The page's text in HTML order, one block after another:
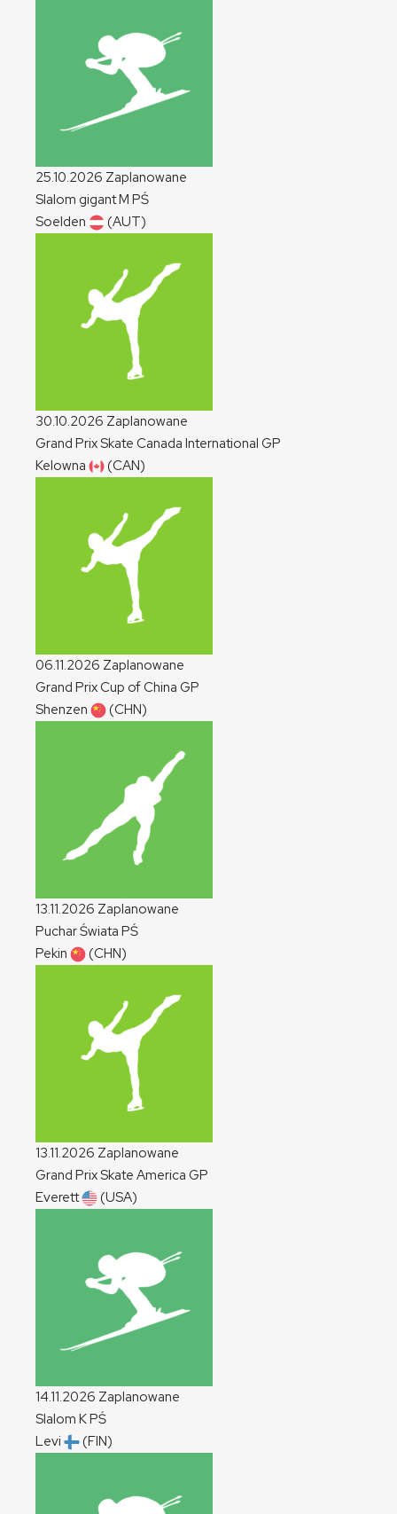
25.10.2026 Zaplanowane
Slalom gigantM PŚ
Soelden
(AUT)
30.10.2026 Zaplanowane
Grand Prix Skate Canada International GP
Kelowna
(CAN)
06.11.2026 Zaplanowane
Grand Prix Cup of China GP
Shenzen
(CHN)
13.11.2026 Zaplanowane
Puchar Świata PŚ
Pekin
(CHN)
13.11.2026 Zaplanowane
Grand Prix Skate America GP
Everett
(USA)
14.11.2026 Zaplanowane
Slalom KPŚ
Levi
(FIN)